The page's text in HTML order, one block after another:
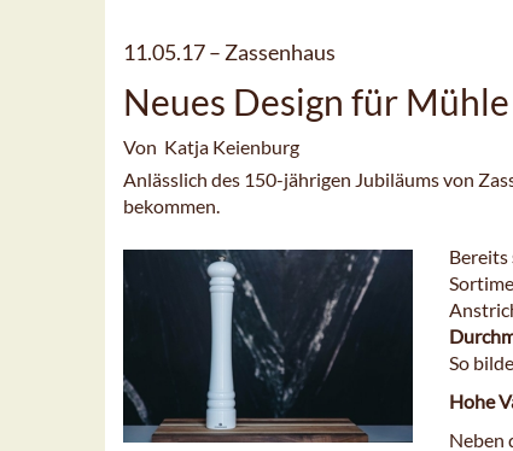
11.05.17 – Zassenhaus
Neues Design für Mühle
Von Katja Keienburg
Anlässlich des 150-jährigen Jubiläums von
bekommen.
Bereits
So
Hohe
Neben